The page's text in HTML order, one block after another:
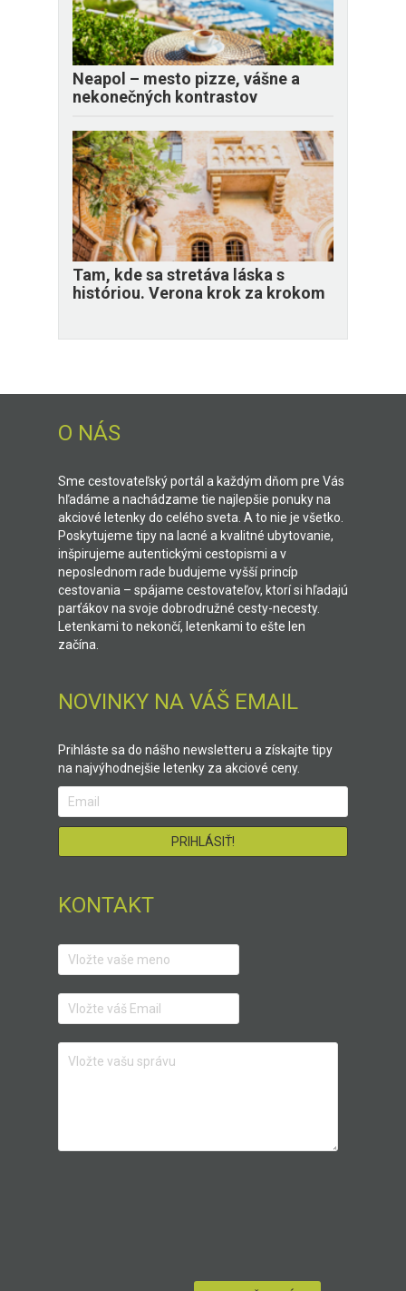
Neapol – mesto pizze, vášne a
nekonečných kontrastov
Tam, kde sa stretáva láska s
históriou. Verona krok za krokom
O NÁS
Sme cestovateľský portál a každým dňom pre Vás
hľadáme a nachádzame tie najlepšie ponuky na
akciové letenky do celého sveta. A to nie je všetko.
Poskytujeme tipy na lacné a kvalitné ubytovanie,
inšpirujeme autentickými cestopismi a v
neposlednom rade budujeme vyšší princíp
cestovania – spájame cestovateľov, ktorí si hľadajú
parťákov na svoje dobrodružné cesty-necesty.
Letenkami to nekončí, letenkami to ešte len
začína.
NOVINKY NA VÁŠ EMAIL
Prihláste sa do nášho newsletteru a získajte tipy
na najvýhodnejšie letenky za akciové ceny.
KONTAKT